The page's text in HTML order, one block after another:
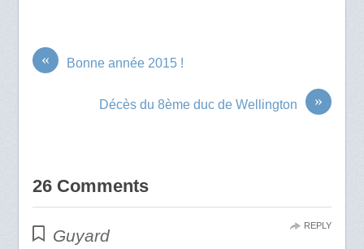
« Bonne année 2015 !
»
Décès du 8ème duc de Wellington
26 Comments
Guyard
REPLY